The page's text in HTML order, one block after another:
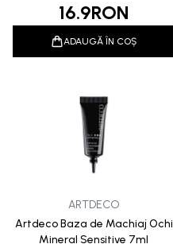
16.9RON
ADAUGĂ ÎN COȘ
ARTDECO
Artdeco Baza de Machiaj Ochi
Mineral Sensitive 7ml